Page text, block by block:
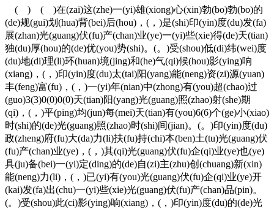
( ) ( )在(zai)这(zhe)一(yi)雄(xiong)心(xin)勃(bo)勃(bo)的
(de)规(gui)划(hua)背(bei)后(hou)，(，)是(shi)印(yin)度(du)发(fa)
展(zhan)光(guang)伏(fu)产(chan)业(ye)一(yi)些(xie)得(de)天(tian)
独(du)厚(hou)的(de)优(you)势(shi)。(。)受(shou)低(di)纬(wei)度
(du)地(di)理(li)环(huan)境(jing)和(he)气(qi)候(hou)影(ying)响
(xiang)，(，)印(yin)度(du)太(tai)阳(yang)能(neng)资(zi)源(yuan)
丰(feng)富(fu)，(，)一(yi)年(nian)中(zhong)有(you)超(chao)过
(guo)3(3)0(0)0(0)天(tian)阳(yang)光(guang)照(zhao)射(she)期
(qi)，(，)平(ping)均(jun)每(mei)天(tian)有(you)6(6)个(ge)小(xiao)
时(shi)的(de)光(guang)照(zhao)时(shi)间(jian)。(。)印(yin)度(du)
政(zheng)府(fu)大(da)力(li)扶(fu)持(chi)本(ben)土(tu)光(guang)伏
(fu)产(chan)业(ye)，(，)其(qi)光(guang)伏(fu)企(qi)业(ye)也(ye)
具(ju)备(bei)一(yi)定(ding)的(de)自(zi)主(zhu)创(chuang)新(xin)
能(neng)力(li)，(，)已(yi)有(you)光(guang)伏(fu)企(qi)业(ye)开
(kai)发(fa)出(chu)一(yi)些(xie)光(guang)伏(fu)产(chan)品(pin)。
(。)受(shou)此(ci)影(ying)响(xiang)，(，)印(yin)度(du)的(de)光